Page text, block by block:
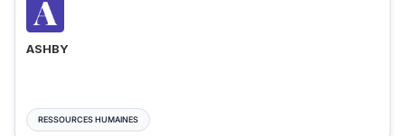
ASHBY
RESSOURCES HUMAINES